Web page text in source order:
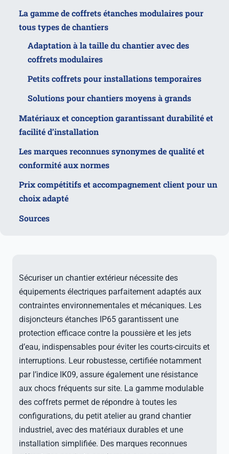
La gamme de coffrets étanches modulaires pour
tous types de chantiers
Adaptation à la taille du chantier avec des
coffrets modulaires
Petits coffrets pour installations temporaires
Solutions pour chantiers moyens à grands
Matériaux et conception garantissant durabilité et
facilité d’installation
Les marques reconnues synonymes de qualité et
conformité aux normes
Prix compétitifs et accompagnement client pour un
choix adapté
Sources
Sécuriser un chantier extérieur nécessite des
équipements électriques parfaitement adaptés aux
contraintes environnementales et mécaniques. Les
disjoncteurs étanches IP65 garantissent une
protection efficace contre la poussière et les jets
d’eau, indispensables pour éviter les courts-circuits et
interruptions. Leur robustesse, certifiée notamment
par l’indice IK09, assure également une résistance
aux chocs fréquents sur site. La gamme modulable
des coffrets permet de répondre à toutes les
configurations, du petit atelier au grand chantier
industriel, avec des matériaux durables et une
installation simplifiée. Des marques reconnues